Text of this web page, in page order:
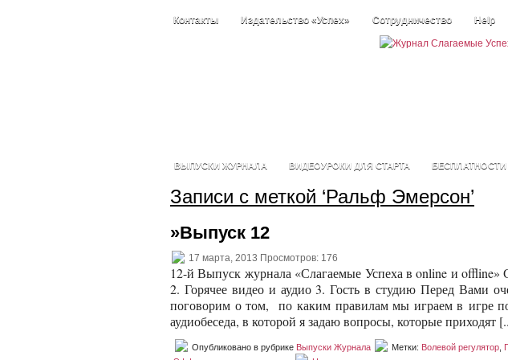
Контакты Издательство «Успех» Сотрудничество Help
ВЫПУСКИ ЖУРНАЛА ВИДЕОУРОКИ ДЛЯ СТАРТА БЕСПЛАТНОСТИ
Записи с меткой ‘Ральф Эмерсон’
»Выпуск 12
17 марта, 2013 Просмотров: 176
12-й Выпуск журнала «Слагаемые Успеха в online и offline»
2. Горячее видео и аудио 3. Гость в студию Перед Вами
поговорим о том, по каким правилам мы играем в игре
аудиобеседа, в которой я задаю вопросы, которые приходят
Опубликовано в рубрике Выпуски Журнала Метки: Волевой регулятор